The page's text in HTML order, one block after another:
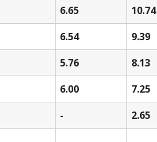
6.65
10.74
6.54
9.39
5.76
8.13
6.00
7.25
- 2.65